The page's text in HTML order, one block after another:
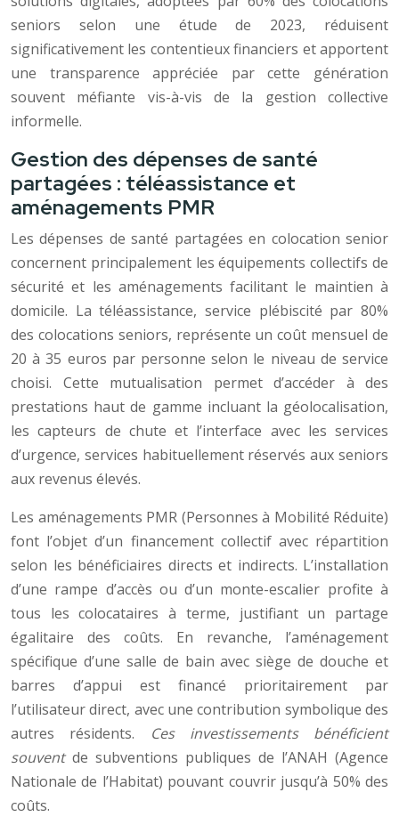
seniors selon une étude de 2023, réduisent
significativement les contentieux financiers et apportent
une transparence appréciée par cette génération
souvent méfiante vis-à-vis de la gestion collective
informelle.
Gestion des dépenses de santé
partagées : téléassistance et
aménagements PMR
Les dépenses de santé partagées en colocation senior
concernent principalement les équipements collectifs de
sécurité et les aménagements facilitant le maintien à
domicile. La téléassistance, service plébiscité par 80%
des colocations seniors, représente un coût mensuel de
20 à 35 euros par personne selon le niveau de service
choisi. Cette mutualisation permet d’accéder à des
prestations haut de gamme incluant la géolocalisation,
les capteurs de chute et l’interface avec les services
d’urgence, services habituellement réservés aux seniors
aux revenus élevés.
Les aménagements PMR (Personnes à Mobilité Réduite)
font l’objet d’un financement collectif avec répartition
selon les bénéficiaires directs et indirects. L’installation
d’une rampe d’accès ou d’un monte-escalier profite à
tous les colocataires à terme, justifiant un partage
égalitaire des coûts. En revanche, l’aménagement
spécifique d’une salle de bain avec siège de douche et
barres d’appui est financé prioritairement par
l’utilisateur direct, avec une contribution symbolique des
autres résidents.
Ces investissements bénéficient
souventde subventions publiques de l’ANAH (Agence
Nationale de l’Habitat) pouvant couvrir jusqu’à 50% des
coûts.